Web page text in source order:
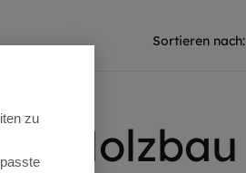
Sortieren nach:
Holzbau
zu